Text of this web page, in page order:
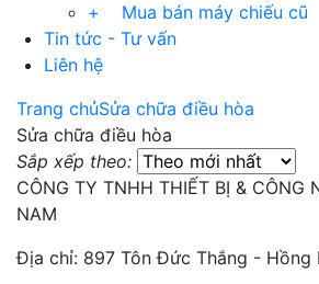
+ Mua bán máy chiếu cũ
Tin tức - Tư vấn
Liên hệ
Trang chủSửa chữa điều hòa
Sửa chữa điều hòa
Sắp xếp theo:
CÔNG TY TNHH THIẾT BỊ & CÔNG
NAM
Địa chỉ: 897 Tôn Đức Thắng - Hồng